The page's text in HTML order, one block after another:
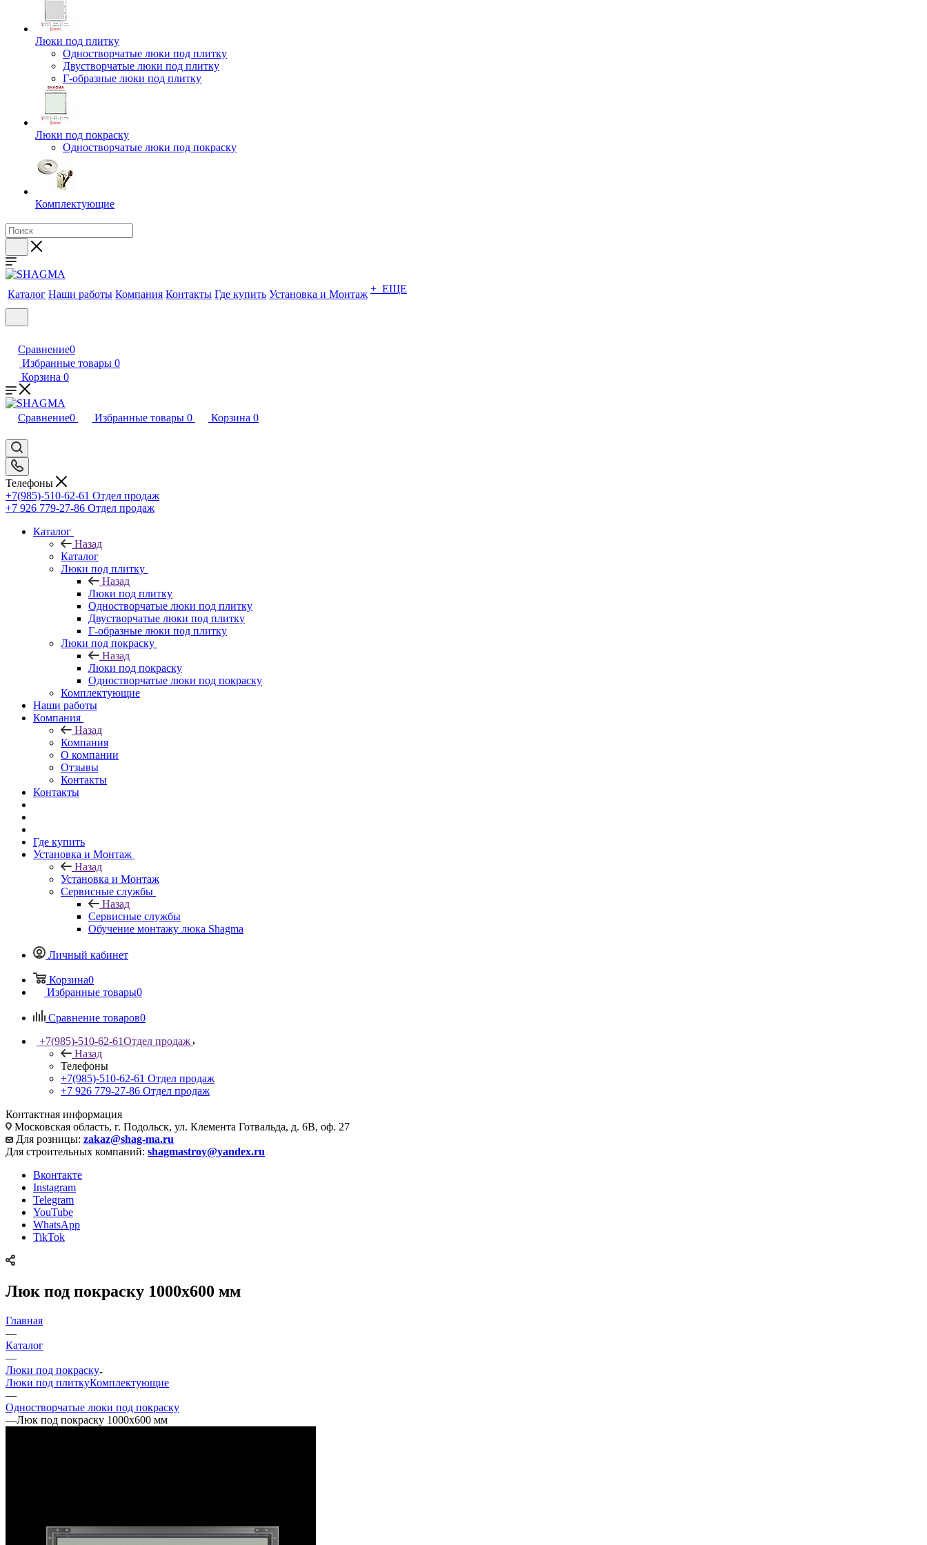
Люки под плитку
Одностворчатые люки под плитку
Двустворчатые люки под плитку
Г-образные люки под плитку
Люки под покраску
Одностворчатые люки под покраску
Комплектующие
Каталог Наши работы Компания Контакты Где купить Установка и Монтаж + ЕЩЕ
Сравнение0
Избранные товары 0
Корзина 0
Сравнение0 Избранные товары 0 Корзина 0
Телефоны
+7(985)-510-62-61 Отдел продаж
‪+7 926 779-27-86‬ Отдел продаж
Каталог
Назад
Каталог
Люки под плитку
Назад
Люки под плитку
Одностворчатые люки под плитку
Двустворчатые люки под плитку
Г-образные люки под плитку
Люки под покраску
Назад
Люки под покраску
Одностворчатые люки под покраску
Комплектующие
Наши работы
Компания
Назад
Компания
О компании
Отзывы
Контакты
Контакты
Где купить
Установка и Монтаж
Назад
Установка и Монтаж
Сервисные службы
Назад
Сервисные службы
Обучение монтажу люка Shagma
Личный кабинет
Корзина0
Избранные товары0
Сравнение товаров0
+7(985)-510-62-61Отдел продаж
Назад
Телефоны
+7(985)-510-62-61 Отдел продаж
‪+7 926 779-27-86‬ Отдел продаж
Контактная информация
Московская область, г. Подольск, ул. Клемента Готвальда, д. 6В, оф. 27
Для розницы: zakaz@shag-ma.ru
Для строительных компаний: shagmastroy@yandex.ru
Вконтакте
Instagram
Telegram
YouTube
WhatsApp
TikTok
Люк под покраску 1000x600 мм
Главная
—
Каталог
—
Люки под покраску
Люки под плиткуКомплектующие
—
Одностворчатые люки под покраску
—Люк под покраску 1000x600 мм